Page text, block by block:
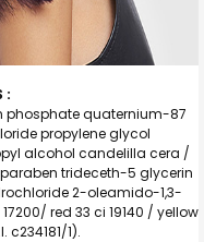
:
phosphate quaternium-87
propylene glycol
alcohol candelilla cera /
trideceth-5 glycerin
2-oleamido-1,3-
red 33 ci 19140 / yellow
1).